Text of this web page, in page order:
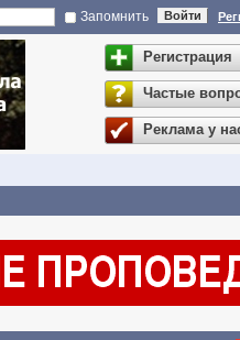
Запомнить Войти
Регистрация
Частые
Реклама у